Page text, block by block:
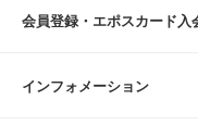
会員登録・エポスカード入
インフォメーション